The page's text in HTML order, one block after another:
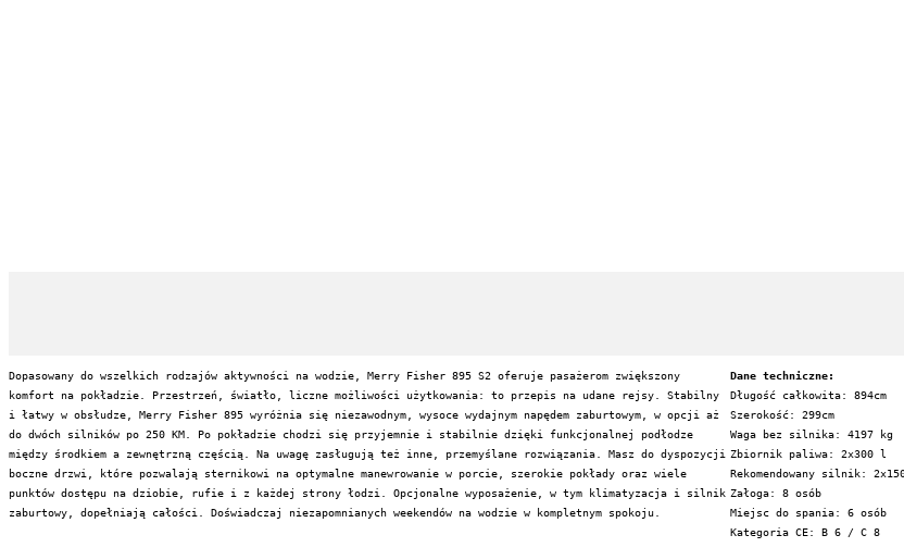
Dopasowany do wszelkich rodzajów aktywności na wodzie, Merry Fisher 895 S2 oferuje pasażerom zwiększony
komfort na pokładzie. Przestrzeń, światło, liczne możliwości użytkowania: to przepis na udane rejsy. Stabilny
i łatwy w obsłudze, Merry Fisher 895 wyróżnia się niezawodnym, wysoce wydajnym napędem zaburtowym, w opcji aż
do dwóch silników po 250 KM. Po pokładzie chodzi się przyjemnie i stabilnie dzięki funkcjonalnej podłodze
między środkiem a zewnętrzną częścią. Na uwagę zasługują też inne, przemyślane rozwiązania. Masz do dyspozycji
boczne drzwi, które pozwalają sternikowi na optymalne manewrowanie w porcie, szerokie pokłady oraz wiele
punktów dostępu na dziobie, rufie i z każdej strony łodzi. Opcjonalne wyposażenie, w tym klimatyzacja i silnik
zaburtowy, dopełniają całości. Doświadczaj niezapomnianych weekendów na wodzie w kompletnym spokoju.
Dane techniczne:
Długość całkowita: 894cm
Szerokość: 299cm
Waga bez silnika: 4197 kg
Zbiornik paliwa: 2x300 l
Rekomendowany silnik:
Załoga: 8 osób
Miejsc do spania: 6 osób
Kategoria CE: B 6 / C 8